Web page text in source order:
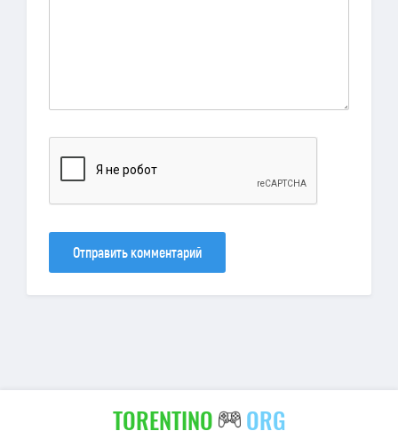
Отправить комментарий
TORENTINO ORG